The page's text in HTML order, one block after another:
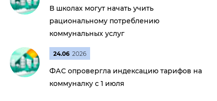
В школах могут начать учить
рациональному потреблению
коммунальных услуг
24.06 2026
ФАС опровергла индексацию тарифов на
коммуналку с 1 июля